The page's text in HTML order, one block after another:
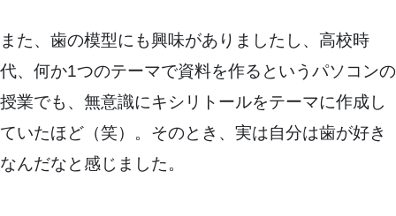
また、歯の模型にも興味がありましたし、高校時
代、何か1つのテーマで資料を作るというパソコンの
授業でも、無意識にキシリトールをテーマに作成し
ていたほど（笑）。そのとき、実は自分は歯が好き
なんだなと感じました。